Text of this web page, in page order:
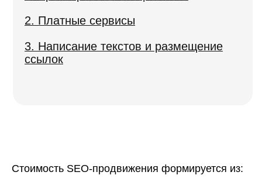
Стоимость SEO-продвижения формируется из: